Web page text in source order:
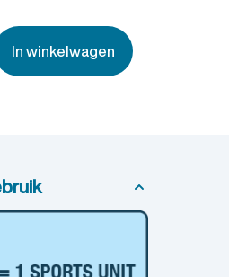
In winkelwagen